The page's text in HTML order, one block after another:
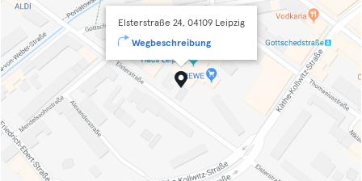
Elsterstraße 24, 04109 Leipzig
Wegbeschreibung